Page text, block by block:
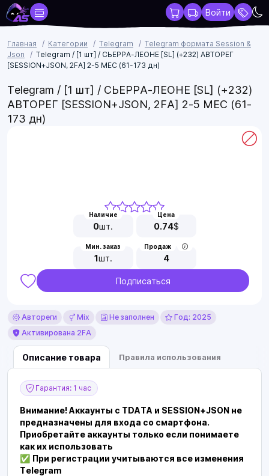
Войти
Главная Категории Telegram
Telegram формата Session &
Json
Telegram / [1 шт] / СЬЕРРА-ЛЕОНЕ [SL] (+232) АВТОРЕГ
[SESSION+JSON, 2FA] 2-5 МЕС (61-173 дн)
Telegram / [1 шт] / СЬЕРРА-ЛЕОНЕ [SL] (+232)
АВТОРЕГ [SESSION+JSON, 2FA] 2-5 МЕС (61-
173 дн)
Наличие
0шт.
Цена
0.74$
Мин. заказ
1шт.
Продаж
4
Подписаться
Автореги Mix Не заполнен
Год: 2025
Активирована 2FA
Описание товара Правила использования
Гарантия: 1 час
Внимание! Аккаунты с TDATA и SESSION+JSON не
предназначены для входа со смартфона.
Приобретайте аккаунты только если понимаете
как их использовать
✅ При регистрации учитываются все изменения
Telegram